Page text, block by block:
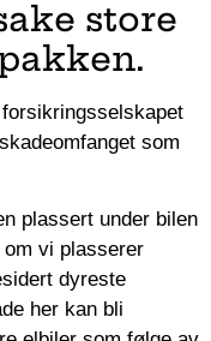
store
som
plassert under bilen
vi plasserer
dyreste
her kan bli